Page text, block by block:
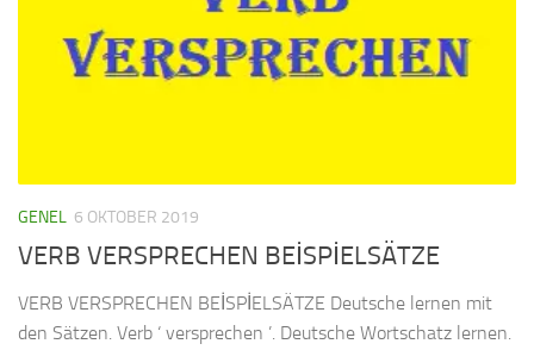
GENEL 6 OKTOBER 2019
VERB VERSPRECHEN BEİSPİELSÄTZE
VERB VERSPRECHEN BEİSPİELSÄTZE Deutsche lernen mit
den Sätzen. Verb ‘ versprechen ’. Deutsche Wortschatz lernen.